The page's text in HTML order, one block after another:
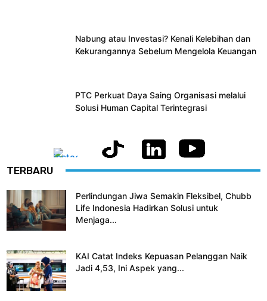
Nabung atau Investasi? Kenali Kelebihan dan
Kekurangannya Sebelum Mengelola Keuangan
PTC Perkuat Daya Saing Organisasi melalui
Solusi Human Capital Terintegrasi
TERBARU
Perlindungan Jiwa Semakin Fleksibel, Chubb
Life Indonesia Hadirkan Solusi untuk
Menjaga...
KAI Catat Indeks Kepuasan Pelanggan Naik
Jadi 4,53, Ini Aspek yang...